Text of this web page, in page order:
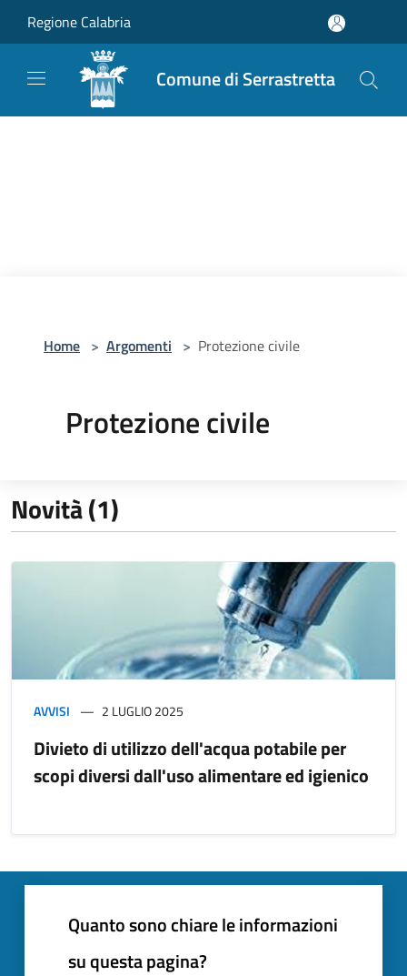
Regione Calabria
Comune di Serrastretta
Home > Argomenti > Protezione civile
Protezione civile
Novità (1)
AVVISI 2 LUGLIO 2025
Divieto di utilizzo dell'acqua potabile per
scopi diversi dall'uso alimentare ed igienico
Quanto sono chiare le informazioni
su questa pagina?